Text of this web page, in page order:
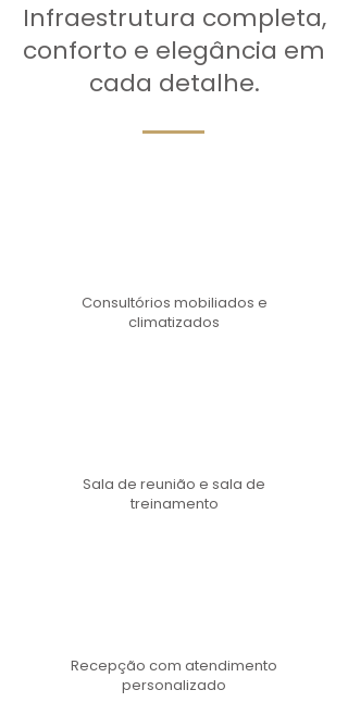
Infraestrutura completa,
conforto e elegância em
cada detalhe.
Consultórios mobiliados e
climatizados
Sala de reunião e sala de
treinamento
Recepção com atendimento
personalizado